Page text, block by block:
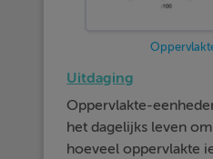
Uitdaging
Oppervlakte-
het dagelijks leven
hoeveel oppervlakte